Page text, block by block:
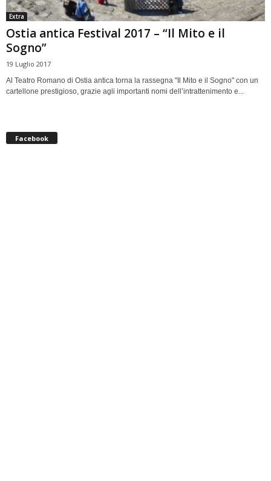
Extra
Ostia antica Festival 2017 – “Il Mito e il
Sogno”
19 Luglio 2017
Al Teatro Romano di Ostia antica torna la rassegna "Il Mito e il Sogno" con un
cartellone prestigioso, grazie agli importanti nomi dell’intrattenimento e...
Facebook